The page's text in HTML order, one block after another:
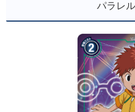
パラレ